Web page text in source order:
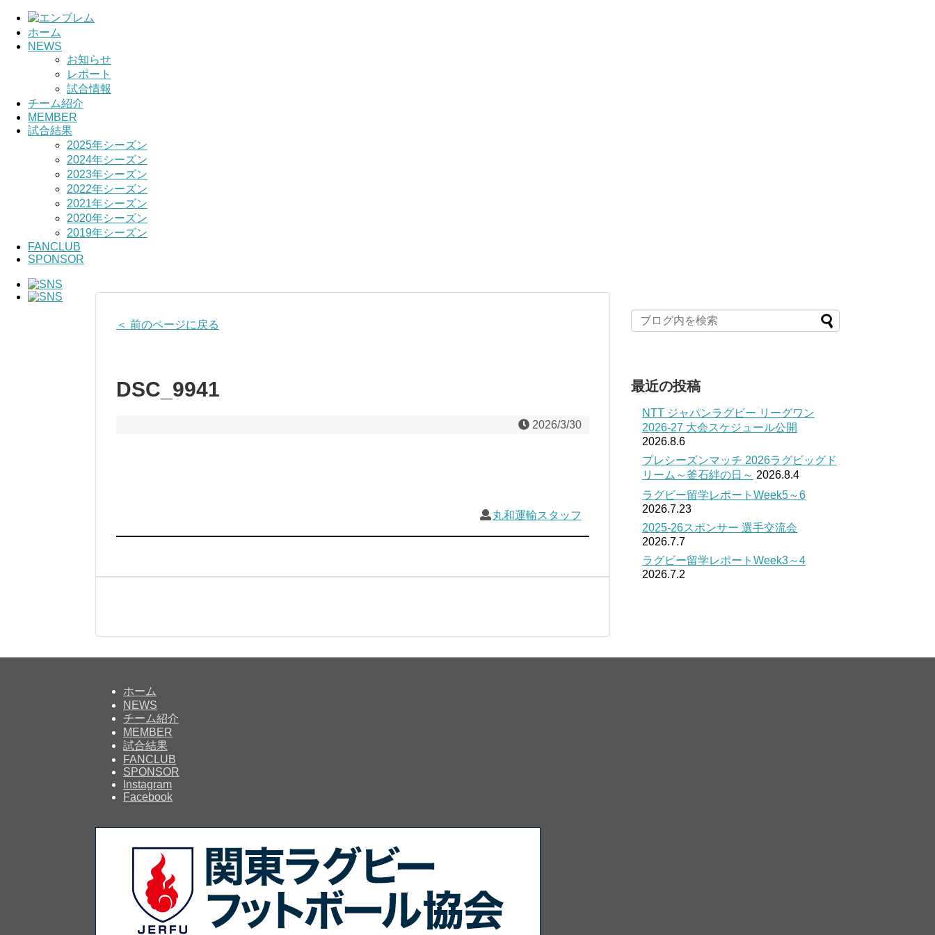
ホーム
NEWS
お知らせ
レポート
試合情報
チーム紹介
MEMBER
試合結果
2025年シーズン
2024年シーズン
2023年シーズン
2022年シーズン
2021年シーズン
2020年シーズン
2019年シーズン
FANCLUB
SPONSOR
＜ 前のページに戻る
DSC_9941
2026/3/30
丸和運輸スタッフ
最近の投稿
NTT ジャパンラグビー リーグワン
2026-27 大会スケジュール公開
2026.8.6
プレシーズンマッチ 2026ラグビッグド
リーム～釜石絆の日～ 2026.8.4
ラグビー留学レポートWeek5～6
2026.7.23
2025-26スポンサー 選手交流会
2026.7.7
ラグビー留学レポートWeek3～4
2026.7.2
ホーム
NEWS
チーム紹介
MEMBER
試合結果
FANCLUB
SPONSOR
Instagram
Facebook